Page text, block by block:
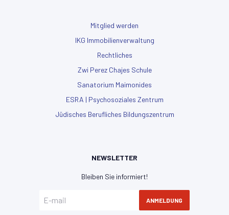
Mitglied werden
IKG Immobilienverwaltung
Rechtliches
Zwi Perez Chajes Schule
Sanatorium Maimonides
ESRA | Psychosoziales Zentrum
Jüdisches Berufliches Bildungszentrum
NEWSLETTER
Bleiben Sie informiert!
ANMELDUNG